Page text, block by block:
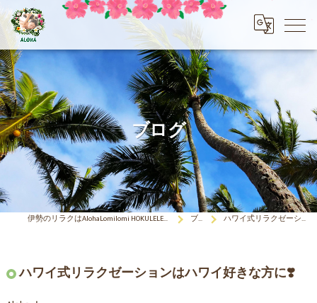
ブログ
伊勢のリラクはAlohaLomilomi HOKULELEcoco(アロハロミロミ ホクレレココ)☆彡 ブログ ハワイ式リラクゼーションはハワイ好きな方に❣️
ハワイ式リラクゼーションはハワイ好きな方に❣️